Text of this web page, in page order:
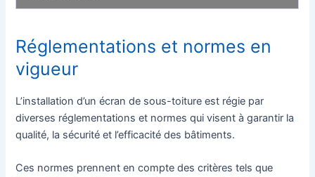
Réglementations et normes en
vigueur
L’installation d’un écran de sous-toiture est régie par
diverses réglementations et normes qui visent à garantir la
qualité, la sécurité et l’efficacité des bâtiments.
Ces normes prennent en compte des critères tels que